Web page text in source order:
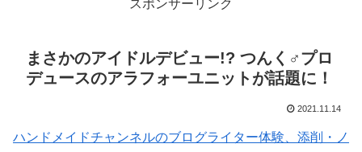
スポンサーリンク
まさかのアイドルデビュー!? つんく♂プロ
デュースのアラフォーユニットが話題に！
2021.11.14
ハンドメイドチャンネルのブログライター体験、添削・ノ